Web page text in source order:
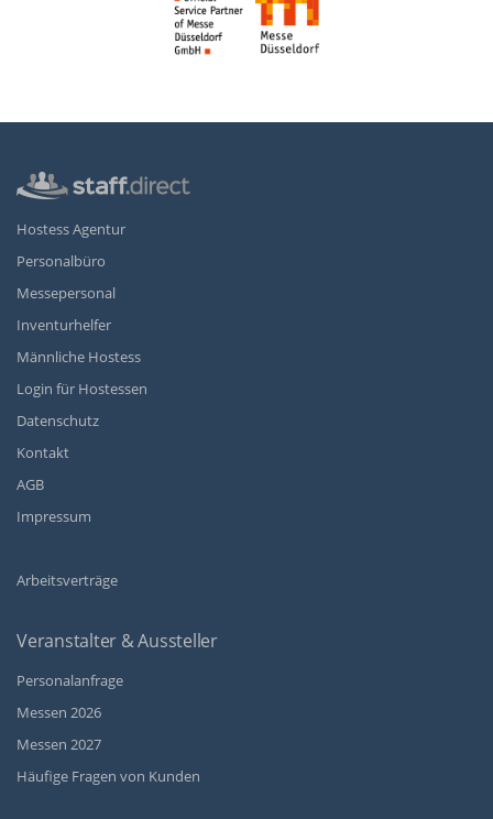
Hostess Agentur
Personalbüro
Messepersonal
Inventurhelfer
Männliche Hostess
Login für Hostessen
Datenschutz
Kontakt
AGB
Impressum
Arbeitsverträge
Veranstalter & Aussteller
Personalanfrage
Messen 2026
Messen 2027
Häufige Fragen von Kunden